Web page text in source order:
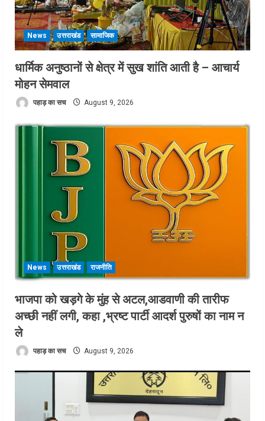
News उत्तराखंड सामाजिक
धार्मिक अनुष्ठानों से क्षेत्र में सुख शांति आती है – आचार्य
मोहन सेमवाल
पहाड़ का सच August 9, 2026
News उत्तराखंड राजनीति
भाजपा को खड़गे के मुंह से अटल,आडवाणी की तारीफ
अच्छी नहीं लगी, कहा ,भ्रष्ट पार्टी आदर्श पुरुषों का नाम न
ले
पहाड़ का सच August 9, 2026